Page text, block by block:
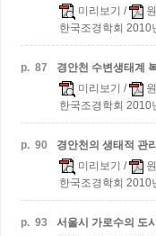
미리보기 /
한국조경학회 2010
p. 87
경안천 수변생태계
미리보기 /
한국조경학회 2010
p. 90
경안천의 생태적 관
미리보기 /
한국조경학회 2010
p. 93
서울시 가로수의 도